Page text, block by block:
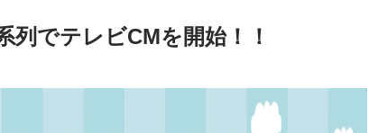
列でテレビCMを開始！！